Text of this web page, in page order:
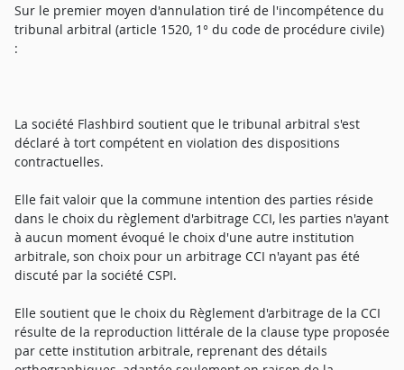
Sur le premier moyen d'annulation tiré de l'incompétence du
tribunal arbitral (article 1520, 1° du code de procédure civile)
:
La société Flashbird soutient que le tribunal arbitral s'est
déclaré à tort compétent en violation des dispositions
contractuelles.
Elle fait valoir que la commune intention des parties réside
dans le choix du règlement d'arbitrage CCI, les parties n'ayant
à aucun moment évoqué le choix d'une autre institution
arbitrale, son choix pour un arbitrage CCI n'ayant pas été
discuté par la société CSPI.
Elle soutient que le choix du Règlement d'arbitrage de la CCI
résulte de la reproduction littérale de la clause type proposée
par cette institution arbitrale, reprenant des détails